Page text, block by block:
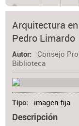
Arquitectura
Pedro Limardo
Autor
Consejo
Biblioteca
Tipo imagen fija
Descripción